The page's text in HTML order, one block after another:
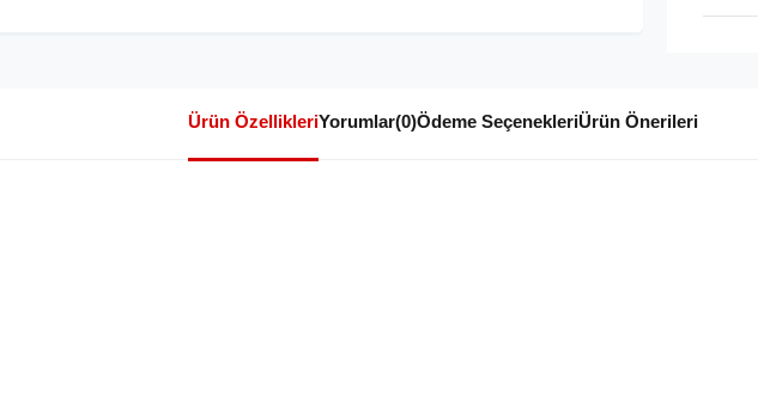
Ürün ÖzellikleriYorumlar(0)Ödeme SeçenekleriÜrün Önerileri